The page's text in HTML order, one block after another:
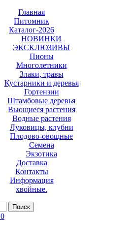
Главная
Питомник
Каталог-2026
НОВИНКИ
ЭКСКЛЮЗИВЫ
Пионы
Многолетники
Злаки, травы
Кустарники и деревья
Гортензии
Штамбовые деревья
Вьющиеся растения
Водные растения
Луковицы, клубни
Плодово-овощные
Семена
Экзотика
Доставка
Контакты
Информация
хвойные.
Поиск
0